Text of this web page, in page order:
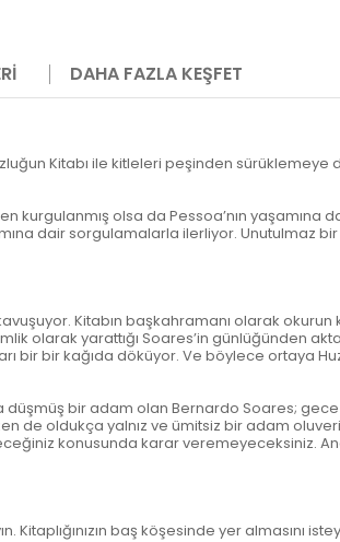
DAHA FAZLA KEŞFET
Kitabı ile kitleleri peşinden sürüklemeye
kurgulanmış olsa da Pessoa’nın yaşamına
dair sorgulamalarla ilerliyor. Unutulmaz
Kitabın başkahramanı olarak okurun
olarak yarattığı Soares’in günlüğünden
bir bir kağıda döküyor. Ve böylece ortaya
bir adam olan Bernardo Soares;
de oldukça yalnız ve ümitsiz bir adam
konusunda karar veremeyeceksiniz.
Kitaplığınızın baş köşesinde yer almasını